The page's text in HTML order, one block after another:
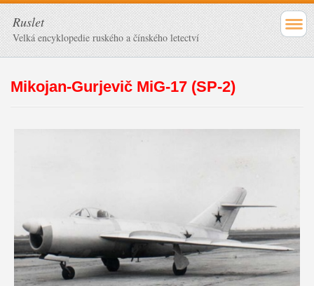
Ruslet
Velká encyklopedie ruského a čínského letectví
Mikojan-Gurjevič MiG-17 (SP-2)